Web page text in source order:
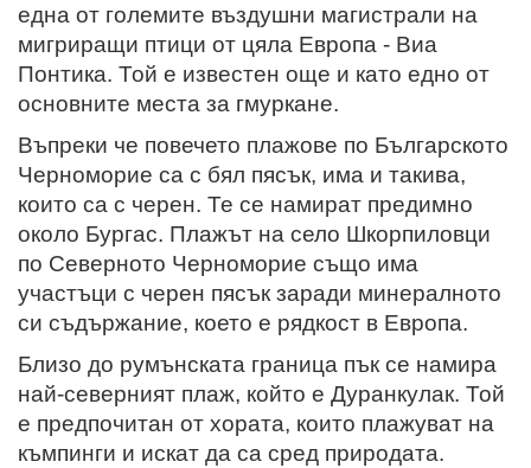
една от големите въздушни магистрали на
мигриращи птици от цяла Европа - Виа
Понтика. Той е известен още и като едно от
основните места за гмуркане.
Въпреки че повечето плажове по Българското
Черноморие са с бял пясък, има и такива,
които са с черен. Те се намират предимно
около Бургас. Плажът на село Шкорпиловци
по Северното Черноморие също има
участъци с черен пясък заради минералното
си съдържание, което е рядкост в Европа.
Близо до румънската граница пък се намира
най-северният плаж, който е Дуранкулак. Той
е предпочитан от хората, които плажуват на
къмпинги и искат да са сред природата.